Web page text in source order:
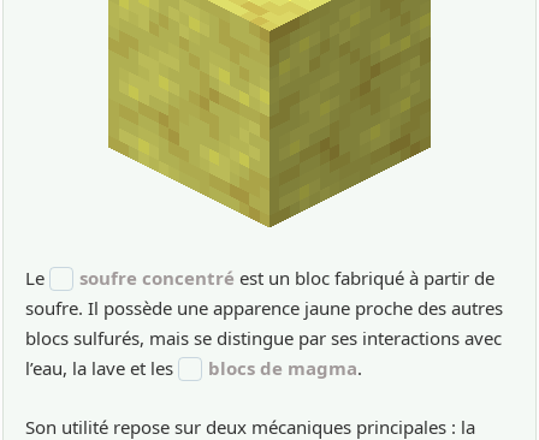
Le soufre concentré est un bloc fabriqué à partir de
soufre. Il possède une apparence jaune proche des autres
blocs sulfurés, mais se distingue par ses interactions avec
l’eau, la lave et les
blocs de magma.
Son utilité repose sur deux mécaniques principales : la